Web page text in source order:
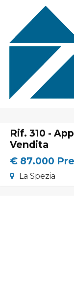
Home
Chi Siamo
Immobili In Vendita
Servizi
Lascia Una
Contatti
Rif. 310 -
Vendita
€ 87.000
La Spezia